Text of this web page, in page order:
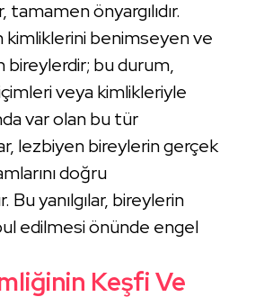
tamamen önyargılıdır.
kimliklerini benimseyen ve
bireylerdir; bu durum,
veya kimlikleriyle
var olan bu tür
lezbiyen bireylerin gerçek
doğru
Bu yanılgılar, bireylerin
edilmesi önünde engel
Keşfi Ve